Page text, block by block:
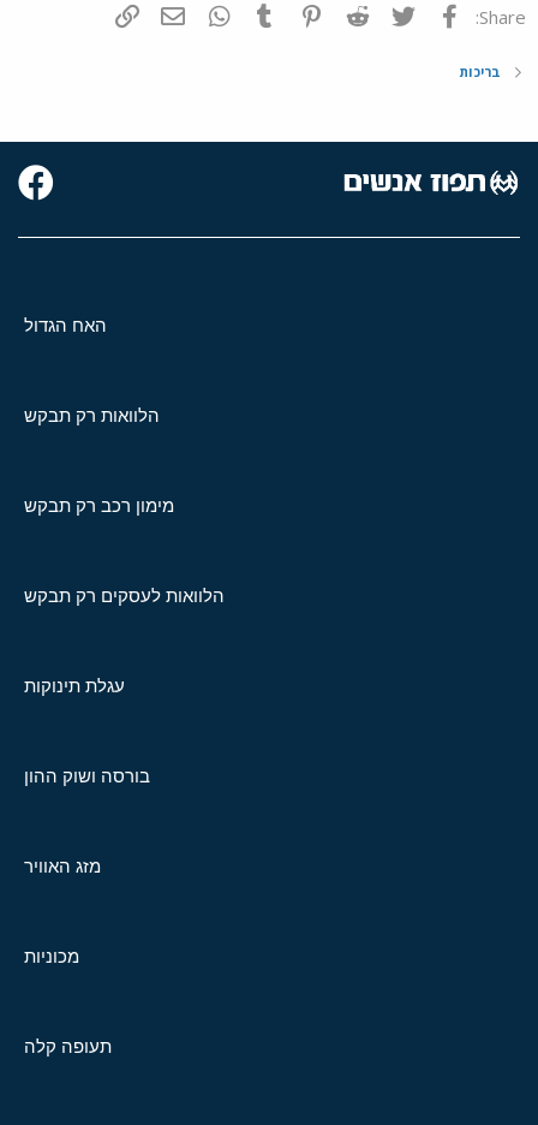
Share: פייסבוק Twitter
Reddit
Pinterest
Tumblr
WhatsAppדואר אלקטרוני
בריכות
האח הגדול
הלוואות רק תבקש
מימון רכב רק תבקש
הלוואות לעסקים רק תבקש
עגלת תינוקות
בורסה ושוק ההון
מזג האוויר
מכוניות
תעופה קלה